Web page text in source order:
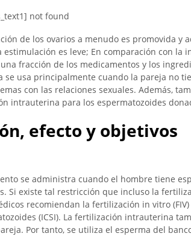
not found
de los ovarios a menudo es promovida y
estimulación es leve; En comparación con la
fracción de los medicamentos y los
se usa principalmente cuando la pareja no
con las relaciones sexuales. Además,
intrauterina para los espermatozoides
efecto y objetivos
se administra cuando el hombre tiene
Si existe tal restricción que incluso la
recomiendan la fertilización in vitro
(ICSI). La fertilización intrauterina
Por tanto, se utiliza el esperma del